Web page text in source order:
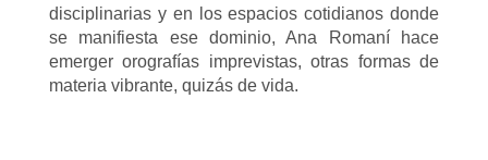
disciplinarias y en los espacios cotidianos donde
se manifiesta ese dominio, Ana Romaní hace
emerger orografías imprevistas, otras formas de
materia vibrante, quizás de vida.